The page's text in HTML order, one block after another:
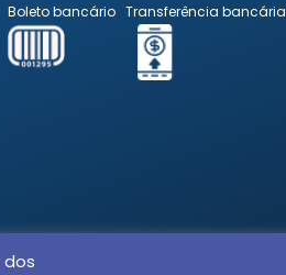
Boleto bancário Transferência bancária
dos